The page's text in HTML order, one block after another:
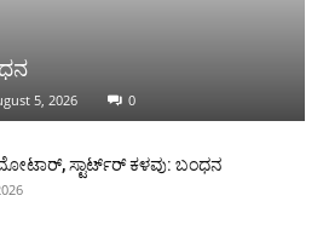
5, 2026 0
ಮೋಟಾರ್, ಸ್ಟಾರ್ಟ್‍ರ್ ಕಳವು: ಬಂಧನ